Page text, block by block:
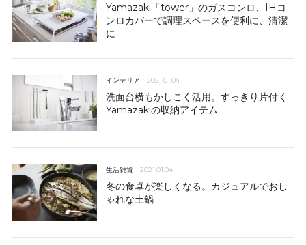
Yamazaki「tower」のガスコンロ、IHコ
ンロカバーで調理スペースを便利に、清潔
に
インテリア 2021.01.04
洗面台横もかしこく活用。すっきり片付く
Yamazakiの収納アイテム
生活雑貨 2021.01.04
冬の食卓が楽しくなる。カジュアルでおし
ゃれな土鍋